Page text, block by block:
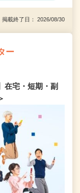
載終了日： 2026/08/30
ー
在宅・短期・副